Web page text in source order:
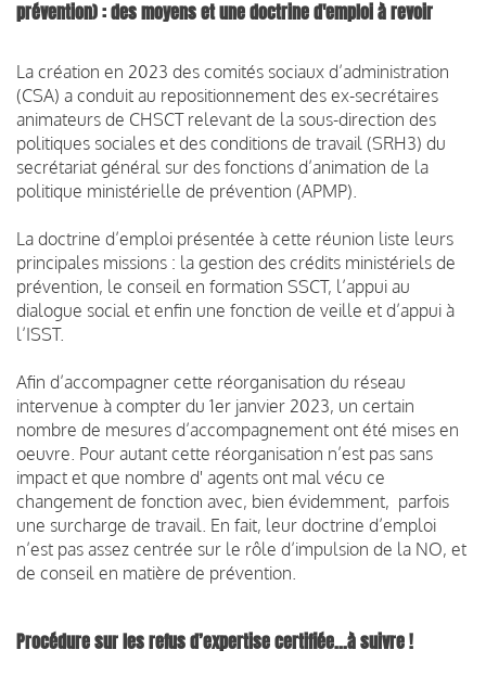
prévention) : des moyens et une doctrine d'emploi à revoir
La création en 2023 des comités sociaux d’administration
(CSA) a conduit au repositionnement des ex-secrétaires
animateurs de CHSCT relevant de la sous-direction des
politiques sociales et des conditions de travail (SRH3) du
secrétariat général sur des fonctions d’animation de la
politique ministérielle de prévention (APMP).
La doctrine d’emploi présentée à cette réunion liste leurs
principales missions : la gestion des crédits ministériels de
prévention, le conseil en formation SSCT, l’appui au
dialogue social et enfin une fonction de veille et d’appui à
l’ISST.
Afin d’accompagner cette réorganisation du réseau
intervenue à compter du 1er janvier 2023, un certain
nombre de mesures d’accompagnement ont été mises en
oeuvre. Pour autant cette réorganisation n’est pas sans
impact et que nombre d' agents ont mal vécu ce
changement de fonction avec, bien évidemment, parfois
une surcharge de travail. En fait, leur doctrine d’emploi
n’est pas assez centrée sur le rôle d’impulsion de la NO, et
de conseil en matière de prévention.
Procédure sur les refus d’expertise certifiée...à suivre !